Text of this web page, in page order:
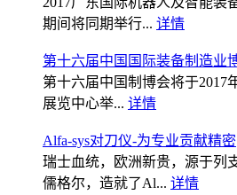
期间将同期举行... 详情
第十六届中国国际装备制造业
第十六届中国制博会将于2017
展览中心举... 详情
Alfa-sys对刀仪-为专业贡献精密
瑞士血统，欧洲新贵，源于列
儒格尔，造就了Al... 详情